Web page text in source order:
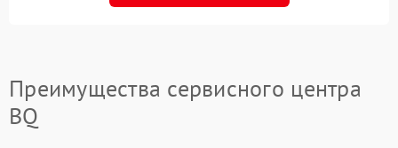
Преимущества сервисного центра
BQ